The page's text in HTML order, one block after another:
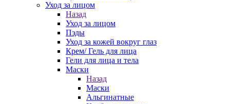
Уход за лицом
Назад
Уход за лицом
Пэды
Уход за кожей вокруг глаз
Крем/ Гель для лица
Гели для лица и тела
Маски
Назад
Маски
Альгинатные